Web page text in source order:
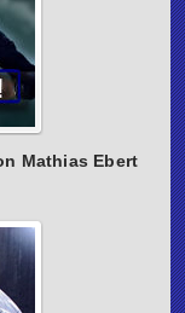
Mathias Ebert